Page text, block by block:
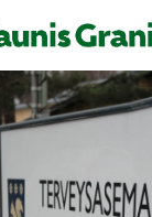
STADEN
AKTUELLT
KULTUR